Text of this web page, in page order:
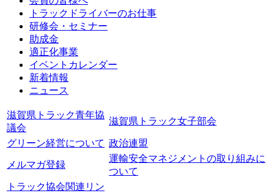
トラックドライバーのお仕事
研修会・セミナー
助成金
適正化事業
イベントカレンダー
新着情報
ニュース
滋賀県トラック青年協
議会
滋賀県トラック女子部会
グリーン経営について 政治連盟
メルマガ登録
運輸安全マネジメントの取り組みに
ついて
トラック協会関連リン